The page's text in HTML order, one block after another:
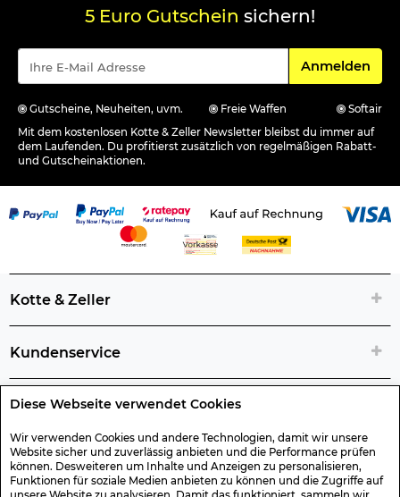
Diese Webseite verwendet Cookies
Wir verwenden Cookies und andere Technologien, damit wir unsere
Website sicher und zuverlässig anbieten und die Performance prüfen
können. Desweiteren um Inhalte und Anzeigen zu personalisieren,
Funktionen für soziale Medien anbieten zu können und die Zugriffe auf
5 Euro Gutschein sichern!
Für den
Anmelden
Gutscheine, Neuheiten, uvm. Freie Waffen
Softair
Mit dem kostenlosen Kotte & Zeller Newsletter bleibst du immer auf
dem Laufenden. Du profitierst zusätzlich von regelmäßigen Rabatt-
und Gutscheinaktionen.
Kotte & Zeller
Kundenservice
Rechtliche Artikelinfos
Geschenk-Gutscheine